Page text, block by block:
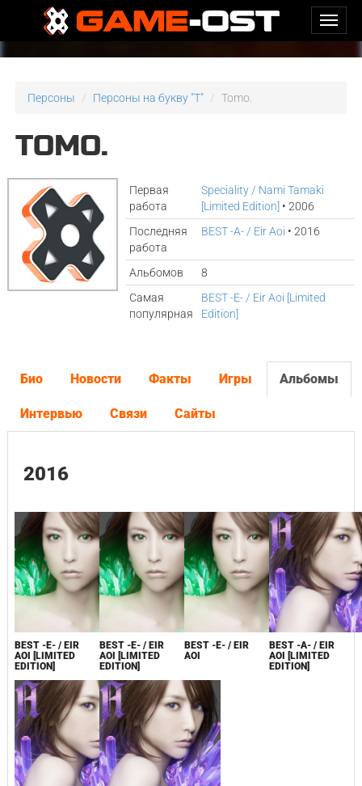
Персоны Персоны на букву "T" Tomo.
TOMO.
Первая
работа
Speciality / Nami Tamaki
[Limited Edition] • 2006
Последняя
работа
BEST -A- / Eir Aoi • 2016
Альбомов
8
Самая
популярная
BEST -E- / Eir Aoi [Limited
Edition]
Био Новости Факты Игры Альбомы
Интервью Связи Сайты
2016
BEST -E- / EIR
AOI [LIMITED
EDITION]
BEST -E- / EIR
AOI [LIMITED
EDITION]
BEST -E- / EIR
AOI
BEST -A- / EIR
AOI [LIMITED
EDITION]